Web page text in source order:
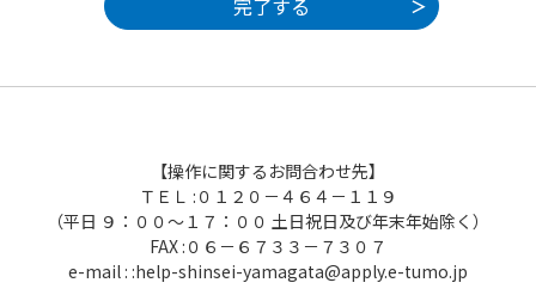
【操作に関するお問合わせ先】
ＴＥＬ :０１２０－４６４－１１９
（平日 ９：００～１７：００ 土日祝日及び年末年始除く）
FAX :０６－６７３３－７３０７
e-mail : :help-shinsei-yamagata@apply.e-tumo.jp